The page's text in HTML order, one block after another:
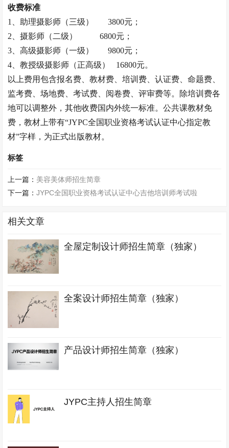
收费标准
1、助理摄影师（三级）
3800元；
2、摄影师（二级）
6800元；
3、高级摄影师（一级）
9800元；
4、教授级摄影师（正高级）
16800元。
以上费用包含报名费、教材费、培训费、认证费、命题费、
监考费、场地费、考试费、阅卷费、评审费等。除培训费各
地可以调整外，其他收费国内外统一标准。公共课教材免
费，教材上带有“JYPC全国职业资格考试认证中心指定教
材”字样，为正式出版教材。
标签
上一篇： 美容美体师招生简章
下一篇：JYPC全国职业资格考试认证中心吉他培训师考试啦
相关文章
全屋定制设计师招生简章（独家）
全案设计师招生简章（独家）
产品设计师招生简章（独家）
JYPC主持人招生简章